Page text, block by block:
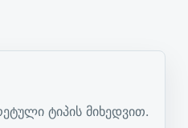
ტიპის მიხედვით.